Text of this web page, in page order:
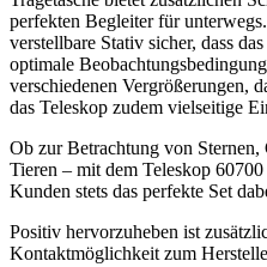
perfekten Begleiter für
verstellbare Stativ sicher, dass
optimale
verschiedenen Vergrößerungen,
das Teleskop zudem vielseitige
Ob zur Betrachtung von Sternen,
Tieren – mit dem Teleskop
Kunden stets das perfekte Set
Positiv hervorzuheben ist
Kontaktmöglichkeit zum